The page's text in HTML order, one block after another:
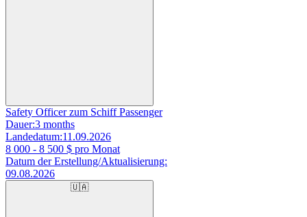
Safety Officer zum Schiff Passenger
Dauer:3 months
Landedatum:11.09.2026
8 000 - 8 500 $ pro Monat
Datum der Erstellung/Aktualisierung:
09.08.2026
🇺🇦